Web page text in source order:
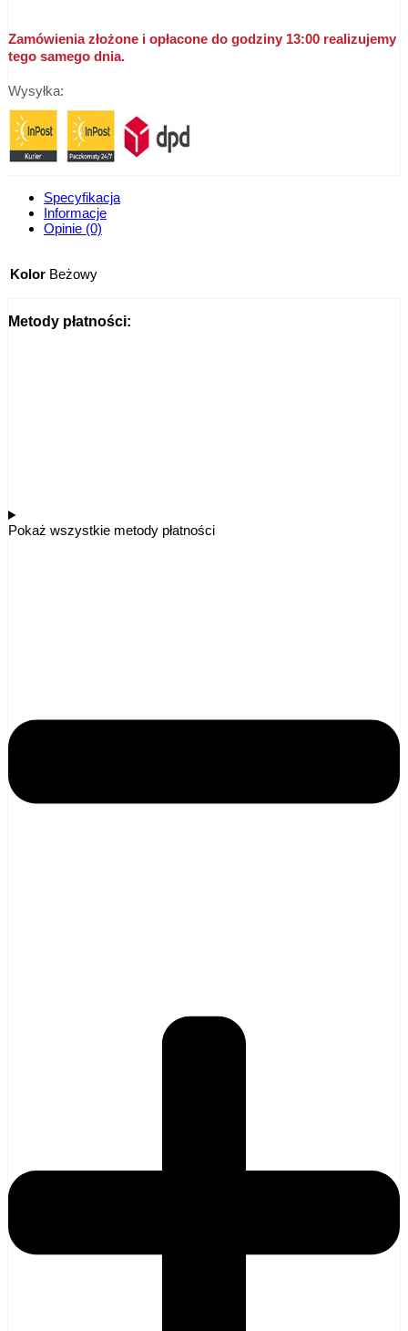
Zamówienia złożone i opłacone do godziny 13:00 realizujemy
tego samego dnia.
Wysyłka:
Specyfikacja
Informacje
Opinie (0)
Kolor Beżowy
Metody płatności:
Pokaż wszystkie metody płatności